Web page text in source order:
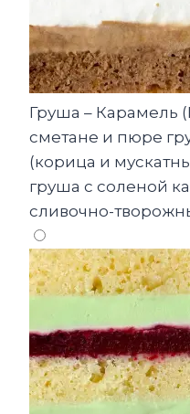
Груша – Карамель
сметане и пюре
(корица и
груша с соленой
сливочно-